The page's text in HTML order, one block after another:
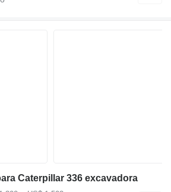
Caterpillar 336 excavadora